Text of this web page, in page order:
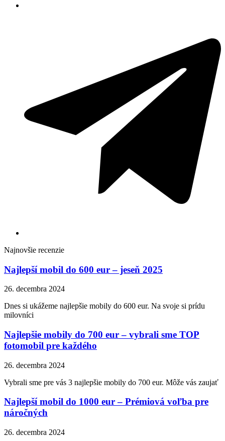
Najnovšie recenzie
Najlepší mobil do 600 eur – jeseň 2025
26. decembra 2024
Dnes si ukážeme najlepšie mobily do 600 eur. Na svoje si prídu
milovníci
Najlepšie mobily do 700 eur – vybrali sme TOP
fotomobil pre každého
26. decembra 2024
Vybrali sme pre vás 3 najlepšie mobily do 700 eur. Môže vás zaujať
Najlepší mobil do 1000 eur – Prémiová voľba pre
náročných
26. decembra 2024